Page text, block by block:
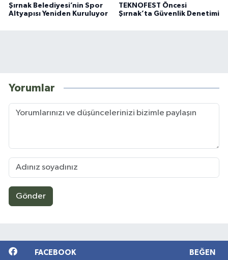
Şırnak Belediyesi’nin Spor
Altyapısı Yeniden Kuruluyor
TEKNOFEST Öncesi
Şırnak’ta Güvenlik Denetimi
Yorumlar
Gönder
FACEBOOK BEĞEN